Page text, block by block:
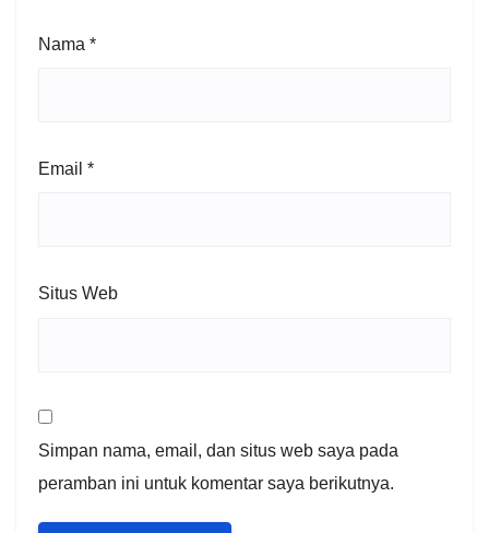
Nama *
Email *
Situs Web
Simpan nama, email, dan situs web saya pada
peramban ini untuk komentar saya berikutnya.